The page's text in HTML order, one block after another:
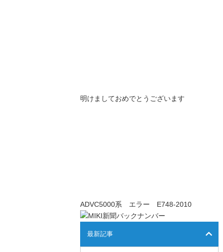
明けましておめでとうございます
ADVC5000系 エラー E748-2010
最新記事